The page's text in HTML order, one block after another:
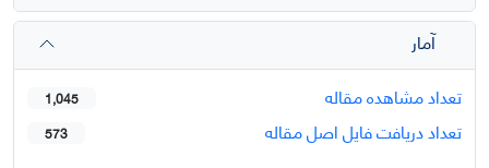
آمار
تعداد مشاهده مقاله
1,045
تعداد دریافت فایل اصل مقاله 573